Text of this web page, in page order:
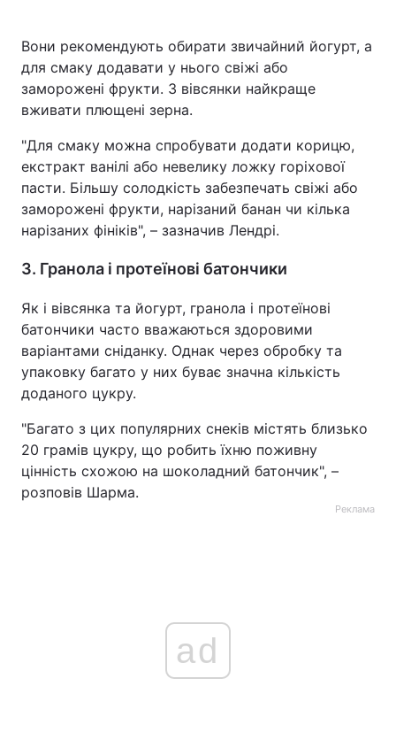
Вони рекомендують обирати звичайний йогурт, а
для смаку додавати у нього свіжі або
заморожені фрукти. З вівсянки найкраще
вживати плющені зерна.
"Для смаку можна спробувати додати корицю,
екстракт ванілі або невелику ложку горіхової
пасти. Більшу солодкість забезпечать свіжі або
заморожені фрукти, нарізаний банан чи кілька
нарізаних фініків", – зазначив Лендрі.
3. Гранола і протеїнові батончики
Як і вівсянка та йогурт, гранола і протеїнові
батончики часто вважаються здоровими
варіантами сніданку. Однак через обробку та
упаковку багато у них буває значна кількість
доданого цукру.
"Багато з цих популярних снеків містять близько
20 грамів цукру, що робить їхню поживну
цінність схожою на шоколадний батончик", –
розповів Шарма.
Реклама
ad